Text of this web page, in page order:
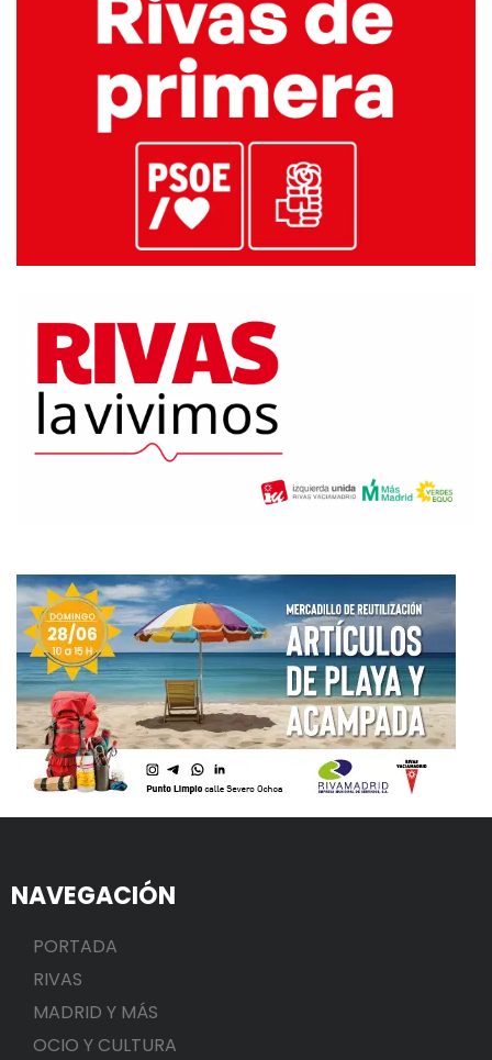
NAVEGACIÓN
PORTADA
RIVAS
MADRID Y MÁS
OCIO Y CULTURA